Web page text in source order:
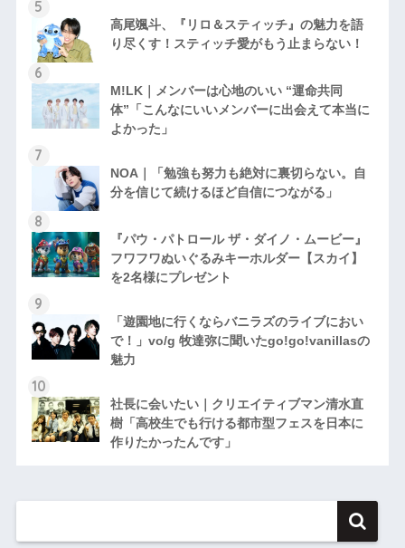
高尾颯斗、『リロ＆スティッチ』の魅力を語
り尽くす！スティッチ愛がもう止まらない！
M!LK｜メンバーは心地のいい “運命共同
体”「こんなにいいメンバーに出会えて本当に
よかった」
NOA｜「勉強も努力も絶対に裏切らない。自
分を信じて続けるほど自信につながる」
『パウ・パトロール ザ・ダイノ・ムービー』
フワフワぬいぐるみキーホルダー【スカイ】
を2名様にプレゼント
「遊園地に行くならバニラズのライブにおい
で！」vo/g 牧達弥に聞いたgo!go!vanillasの
魅力
社長に会いたい｜クリエイティブマン清水直
樹「高校生でも行ける都市型フェスを日本に
作りたかったんです」